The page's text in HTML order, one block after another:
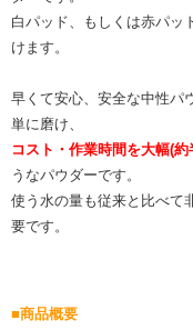
白パッド、もしくは赤パッ
けます。
早くて安心、安全な中性パ
単に磨け、
コスト・作業時間を大幅(
うなパウダーです。
使う水の量も従来と比べて
要です。
■商品概要